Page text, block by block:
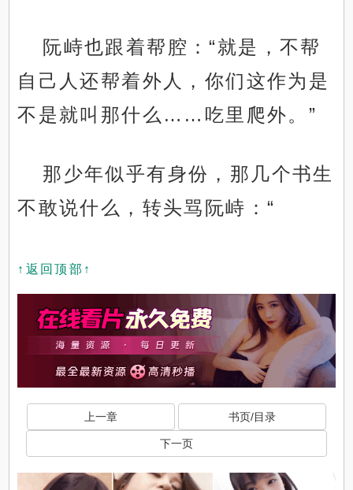
阮峙也跟着帮腔：“就是，不帮
自己人还帮着外人，你们这作为是
不是就叫那什么……吃里爬外。”
那少年似乎有身份，那几个书生
不敢说什么，转头骂阮峙：“
↑返回顶部↑
上一章 书页/目录
下一页